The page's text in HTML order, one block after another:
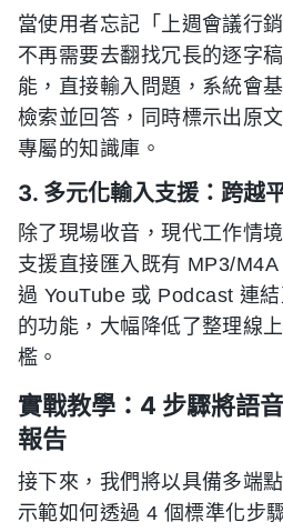
當使用者忘記「上週會議行
不再需要去翻找冗長的逐字
能，直接輸入問題，系統會
檢索並回答，同時標示出原
專屬的知識庫。
3. 多元化輸入支援：跨越
除了現場收音，現代工作情
支援直接匯入既有 MP3/
過 YouTube 或 Podcast 連
的功能，大幅降低了整理線
檻。
實戰教學：4 步驟將語
報告
接下來，我們將以具備多端
示範如何透過 4 個標準化步